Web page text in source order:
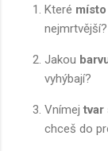
Které místo
nejmrtvější?
Jakou
vyhýbají?
Vnímej tvar
chceš do